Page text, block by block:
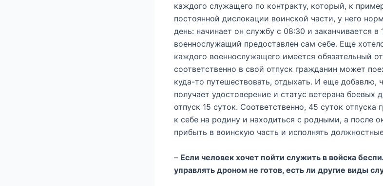
каждого служащего по контракту, который, к
постоянной дислокации воинской части, у него
день: начинает он службу с 08:30 и заканчивается в
военнослужащий предоставлен сам себе. Еще
каждого военнослужащего имеется обязательный
соответственно в свой отпуск гражданин может
куда-то путешествовать, отдыхать. И еще добавлю,
получает удостоверение и статус ветерана боевых
отпуск 15 суток. Соответственно, 45 суток отпуска
к себе на родину и находиться с родными, а после
прибыть в воинскую часть и исполнять
– Если человек хочет пойти служить в войска
управлять дроном не готов, есть ли другие виды